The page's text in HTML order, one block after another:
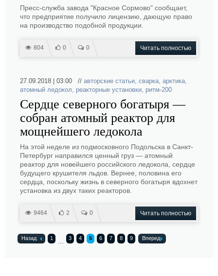
Пресс-служба завода "Красное Сормово" сообщает,
что предприятие получило лицензию, дающую право
на производство подобной продукции.
804 0 0 Читать полностью
27.09.2018 | 03:00 // авторские статьи, сварка, арктика,
атомный ледокол, реакторные установки, ритм-200
Сердце северного богатыря —
собран атомный реактор для
мощнейшего ледокола
На этой неделе из подмосковного Подольска в Санкт-
Петербург направился ценный груз — атомный
реактор для новейшего российского ледокола, сердце
будущего крушителя льдов. Вернее, половина его
сердца, поскольку жизнь в северного богатыря вдохнет
установка из двух таких реакторов.
9464 2 0 Читать полностью
Назад 1 3 4 5 6 7 8 9 Вперед